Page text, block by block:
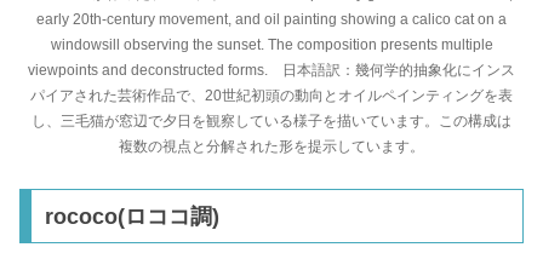
early 20th-century movement, and oil painting showing a calico cat on a
windowsill observing the sunset. The composition presents multiple
viewpoints and deconstructed forms. 日本語訳：幾何学的抽象化にインス
パイアされた芸術作品で、20世紀初頭の動向とオイルペインティングを表
し、三毛猫が窓辺で夕日を観察している様子を描いています。この構成は
複数の視点と分解された形を提示しています。
rococo(ロココ調)